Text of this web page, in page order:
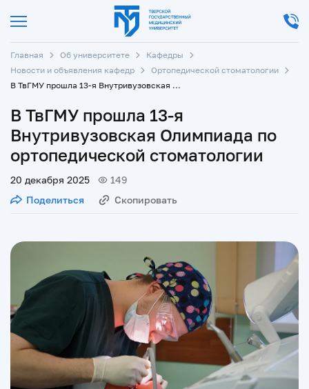
Главная Об университете
Кафедры
Новости и объявления кафедр
Ортопедической стоматологии
В ТвГМУ прошла 13-я Внутривузовская Олимпиада по ортопедической стоматологии
В ТвГМУ прошла 13-я
Внутривузовская Олимпиада по
ортопедической стоматологии
20 декабря 2025
149
Поделиться
Скопировать